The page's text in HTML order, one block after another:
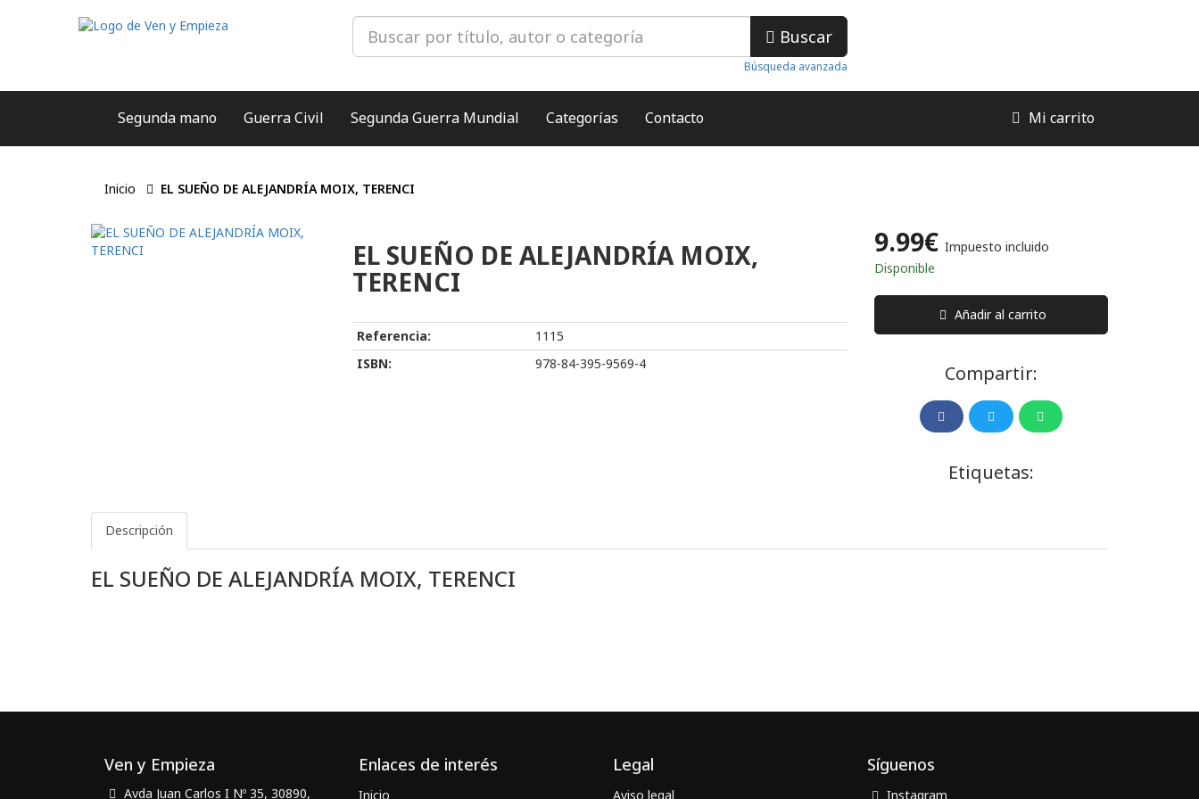
Buscar
Búsqueda avanzada
Segunda mano Guerra Civil Segunda Guerra Mundial Categorías Contacto Mi carrito
Inicio EL SUEÑO DE ALEJANDRÍA MOIX, TERENCI
EL SUEÑO DE ALEJANDRÍA MOIX,
TERENCI
Referencia:
1115
ISBN:
978-84-395-9569-4
9.99€ Impuesto incluido
Disponible
Añadir al carrito
Compartir:
Etiquetas:
Descripción
EL SUEÑO DE ALEJANDRÍA MOIX, TERENCI
Ven y Empieza
Avda Juan Carlos I Nº 35, 30890,
Enlaces de interés
Inicio
Legal
Aviso legal
Síguenos
Instagram